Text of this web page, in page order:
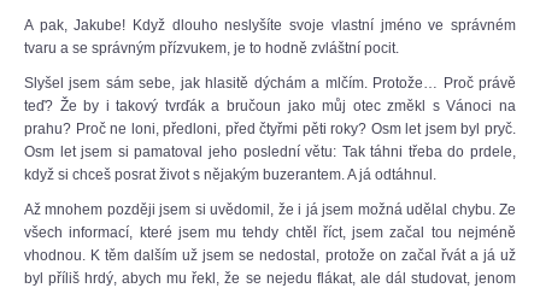
A pak, Jakube! Když dlouho neslyšíte svoje vlastní jméno ve správném
tvaru a se správným přízvukem, je to hodně zvláštní pocit.
Slyšel jsem sám sebe, jak hlasitě dýchám a mlčím. Protože… Proč právě
teď? Že by i takový tvrďák a bručoun jako můj otec změkl s Vánoci na
prahu? Proč ne loni, předloni, před čtyřmi pěti roky? Osm let jsem byl pryč.
Osm let jsem si pamatoval jeho poslední větu: Tak táhni třeba do prdele,
když si chceš posrat život s nějakým buzerantem. A já odtáhnul.
Až mnohem později jsem si uvědomil, že i já jsem možná udělal chybu. Ze
všech informací, které jsem mu tehdy chtěl říct, jsem začal tou nejméně
vhodnou. K těm dalším už jsem se nedostal, protože on začal řvát a já už
byl příliš hrdý, abych mu řekl, že se nejedu flákat, ale dál studovat, jenom